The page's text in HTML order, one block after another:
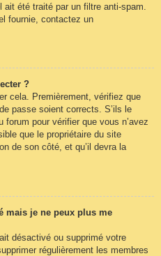
été traité par un filtre anti-spam.
fournie, contactez un
?
cela. Premièrement, vérifiez que
passe soient corrects. S’ils le
pour vérifier que vous n’avez
que le propriétaire du site
de son côté, et qu’il devra la
mais je ne peux plus me
désactivé ou supprimé votre
régulièrement les membres